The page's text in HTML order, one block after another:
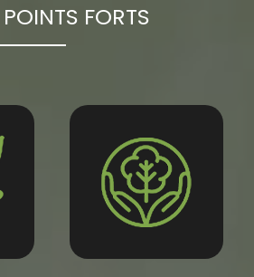
FORTS